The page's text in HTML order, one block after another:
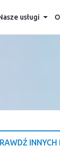
usługi